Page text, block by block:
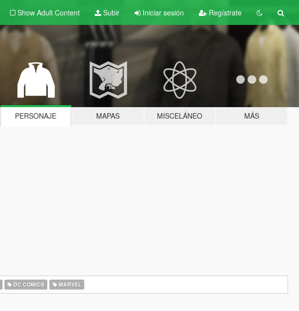
Show Adult Content Subir Iniciar sesión Regístrate
PERSONAJE MAPAS MISCELÁNEO MÁS
DC COMICS MARVEL